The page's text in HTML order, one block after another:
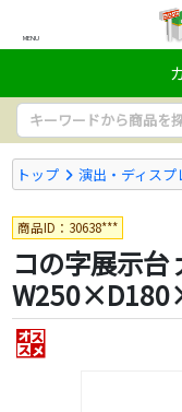
MENU
トップ 演出・ディスプ
商品ID：30638***
コの字展示